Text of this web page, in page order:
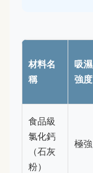
材料名
稱
吸濕
強度
食品級
氯化鈣
（石灰
粉）
極強